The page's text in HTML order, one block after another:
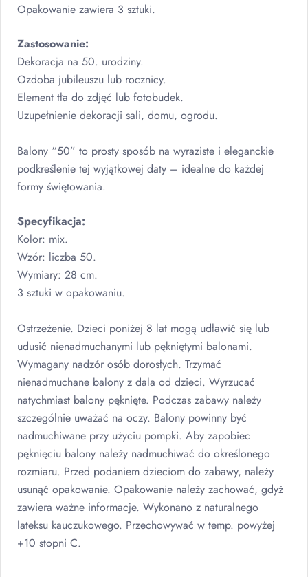
Opakowanie zawiera 3 sztuki.
Zastosowanie:
Dekoracja na 50. urodziny.
Ozdoba jubileuszu lub rocznicy.
Element tła do zdjęć lub fotobudek.
Uzupełnienie dekoracji sali, domu, ogrodu.
Balony “50” to prosty sposób na wyraziste i eleganckie
podkreślenie tej wyjątkowej daty – idealne do każdej
formy świętowania.
Specyfikacja:
Kolor: mix.
Wzór: liczba 50.
Wymiary: 28 cm.
3 sztuki w opakowaniu.
Ostrzeżenie. Dzieci poniżej 8 lat mogą udławić się lub
udusić nienadmuchanymi lub pękniętymi balonami.
Wymagany nadzór osób dorosłych. Trzymać
nienadmuchane balony z dala od dzieci. Wyrzucać
natychmiast balony pęknięte. Podczas zabawy należy
szczególnie uważać na oczy. Balony powinny być
nadmuchiwane przy użyciu pompki. Aby zapobiec
pęknięciu balony należy nadmuchiwać do określonego
rozmiaru. Przed podaniem dzieciom do zabawy, należy
usunąć opakowanie. Opakowanie należy zachować, gdyż
zawiera ważne informacje. Wykonano z naturalnego
lateksu kauczukowego. Przechowywać w temp. powyżej
+10 stopni C.